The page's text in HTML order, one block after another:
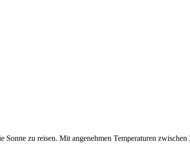
zu reisen. Mit angenehmen Temperaturen